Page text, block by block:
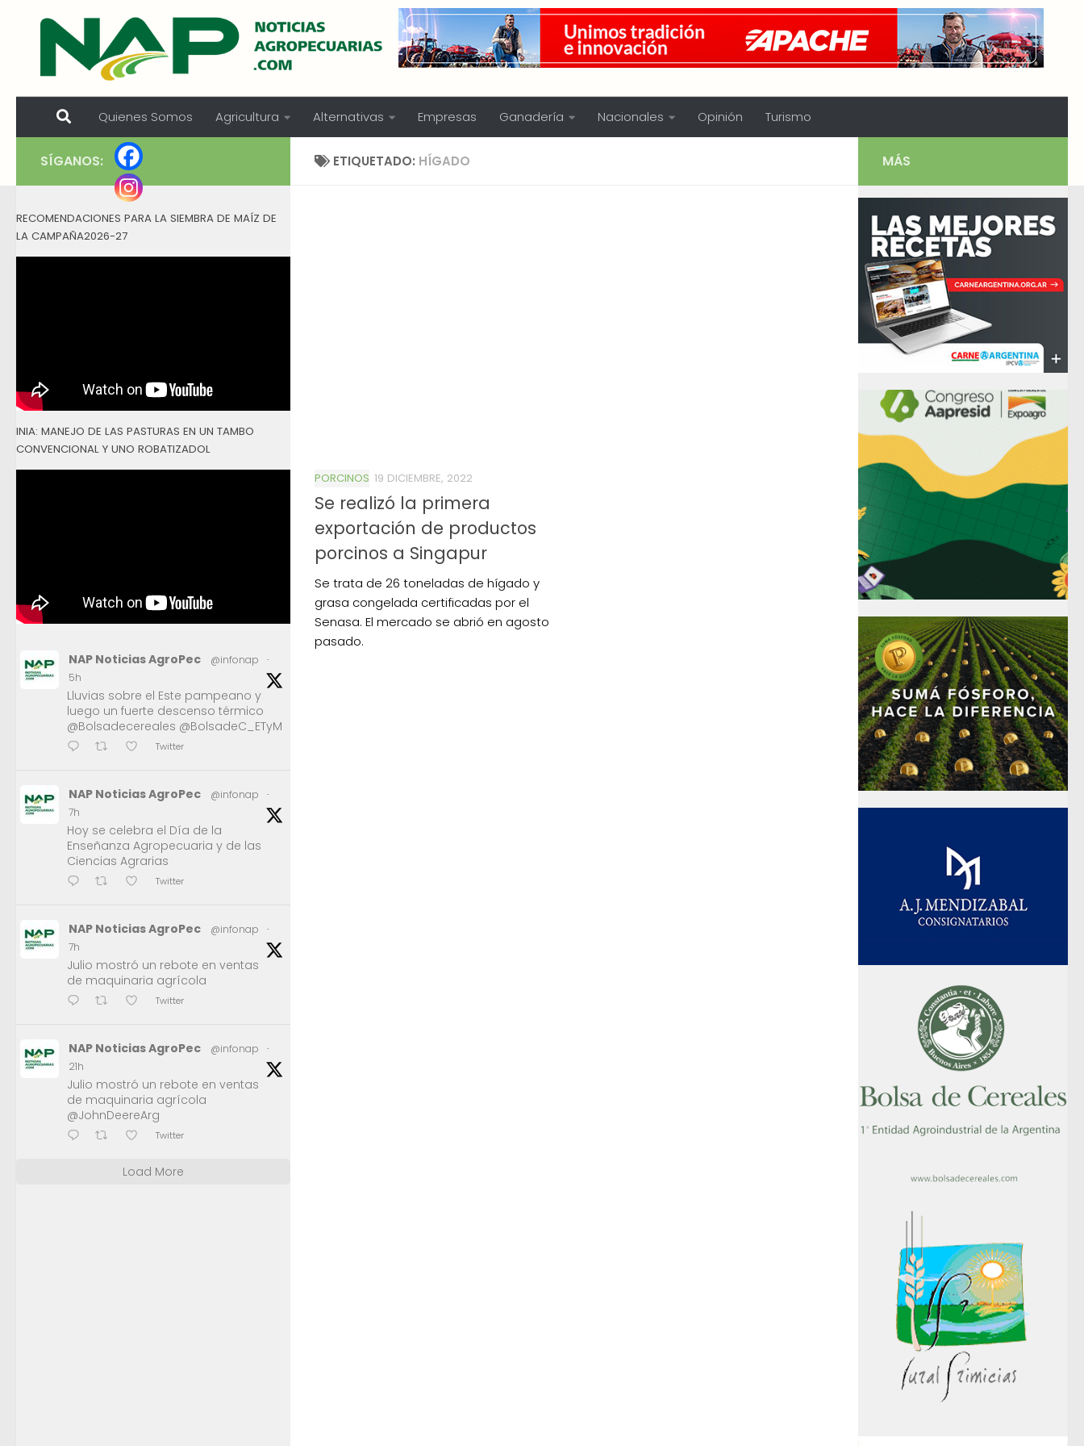
Skip to content
Quienes Somos Agricultura Alternativas Empresas Ganadería Nacionales Opinión Turismo
ETIQUETADO: HÍGADO
PORCINOS 19 DICIEMBRE, 2022
Se realizó la primera
exportación de productos
porcinos a Singapur
Se trata de 26 toneladas de hígado y
grasa congelada certificadas por el
Senasa. El mercado se abrió en agosto
pasado.
SÍGANOS:
RECOMENDACIONES PARA LA SIEMBRA DE MAÍZ DE
LA CAMPAÑA2026-27
INIA: MANEJO DE LAS PASTURAS EN UN TAMBO
CONVENCIONAL Y UNO ROBATIZADOL
NAP Noticias AgroPec @infonap
·
5h
Lluvias sobre el Este pampeano y
luego un fuerte descenso térmico
@Bolsadecereales @BolsadeC_ETyM
Twitter
NAP Noticias AgroPec @infonap
·
7h
Hoy se celebra el Día de la
Enseñanza Agropecuaria y de las
Ciencias Agrarias
Twitter
NAP Noticias AgroPec @infonap
·
7h
Julio mostró un rebote en ventas
de maquinaria agrícola
Twitter
NAP Noticias AgroPec @infonap
·
21h
Julio mostró un rebote en ventas
de maquinaria agrícola
@JohnDeereArg
Twitter
Load More
MÁS